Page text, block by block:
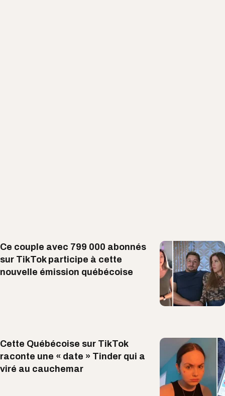
Ce couple avec 799 000 abonnés
sur TikTok participe à cette
nouvelle émission québécoise
Cette Québécoise sur TikTok
raconte une « date » Tinder qui a
viré au cauchemar